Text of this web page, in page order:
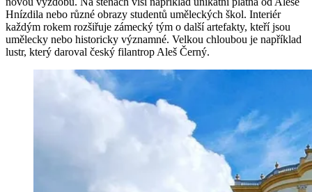
Hnízdila nebo různé obrazy studentů uměleckých škol. Interiér
každým rokem rozšiřuje zámecký tým o další artefakty, kteří jsou
umělecky nebo historicky významné. Velkou chloubou je například
lustr, který daroval český filantrop Aleš Černý.